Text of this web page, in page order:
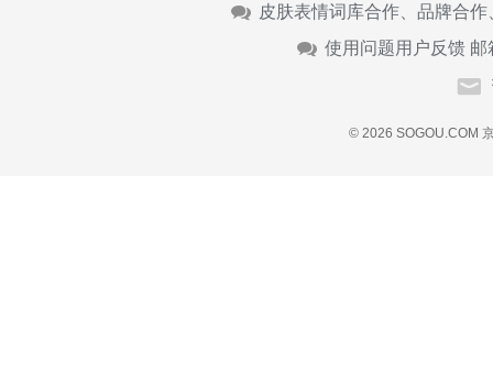
皮肤表情词库合作、品牌合
使用问题用户反馈 邮
© 2026 SOGOU.COM